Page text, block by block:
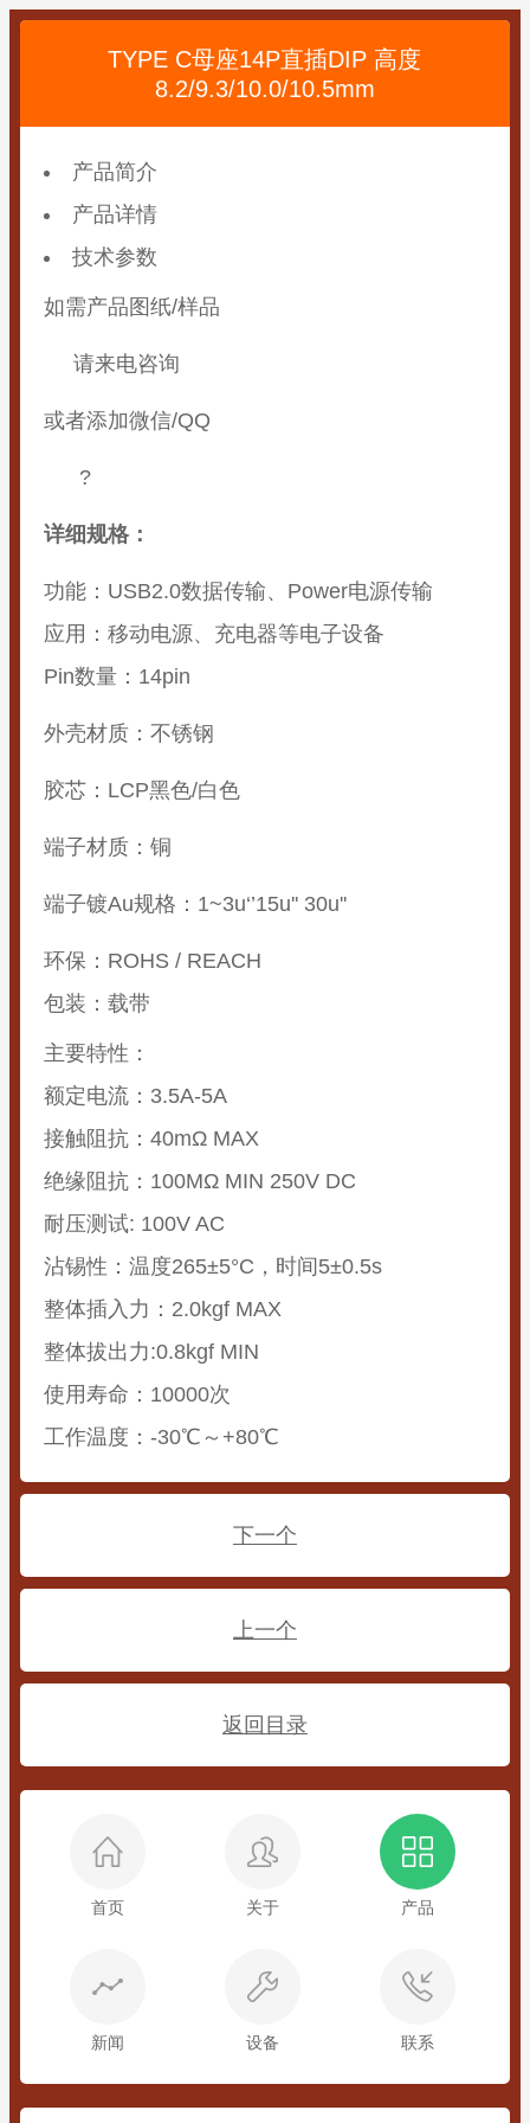
TYPE C母座14P直插DIP 高度
8.2/9.3/10.0/10.5mm
产品简介
产品详情
技术参数
如需产品图纸/样品
请来电咨询
或者添加微信/QQ
?
详细规格：
功能：USB2.0数据传输、Power电源传输
应用：移动电源、充电器等电子设备
Pin数量：14pin
外壳材质：不锈钢
胶芯：LCP黑色/白色
端子材质：铜
端子镀Au规格：1~3u‘’15u'' 30u''
环保：ROHS / REACH
包装：载带
主要特性：
额定电流：3.5A-5A
接触阻抗：40mΩ MAX
绝缘阻抗：100MΩ MIN 250V DC
耐压测试: 100V AC
沾锡性：温度265±5°C，时间5±0.5s
整体插入力：2.0kgf MAX
整体拔出力:0.8kgf MIN
使用寿命：10000次
工作温度：-30℃～+80℃
下一个
上一个
返回目录
首页 关于 产品
新闻 设备 联系